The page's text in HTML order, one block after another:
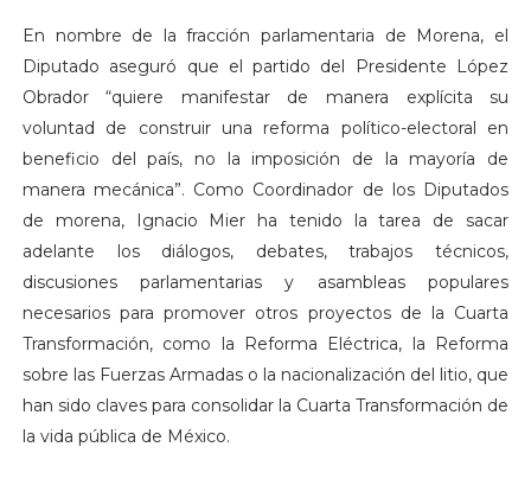
En nombre de la fracción parlamentaria de Morena, el
Diputado aseguró que el partido del Presidente López
Obrador “quiere manifestar de manera explícita su
voluntad de construir una reforma político-electoral en
beneficio del país, no la imposición de la mayoría de
manera mecánica”. Como Coordinador de los Diputados
de morena, Ignacio Mier ha tenido la tarea de sacar
adelante los diálogos, debates, trabajos técnicos,
discusiones parlamentarias y asambleas populares
necesarios para promover otros proyectos de la Cuarta
Transformación, como la Reforma Eléctrica, la Reforma
sobre las Fuerzas Armadas o la nacionalización del litio, que
han sido claves para consolidar la Cuarta Transformación de
la vida pública de México.